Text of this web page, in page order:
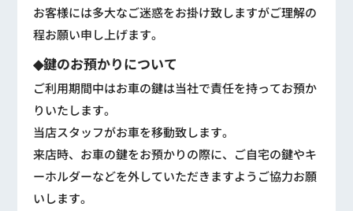
お客様には多大なご迷惑をお掛け致しますがご理解の
程お願い申し上げます。
◆鍵のお預かりについて
ご利用期間中はお車の鍵は当社で責任を持ってお預か
りいたします。
当店スタッフがお車を移動致します。
来店時、お車の鍵をお預かりの際に、ご自宅の鍵やキ
ーホルダーなどを外していただきますようご協力お願
いします。